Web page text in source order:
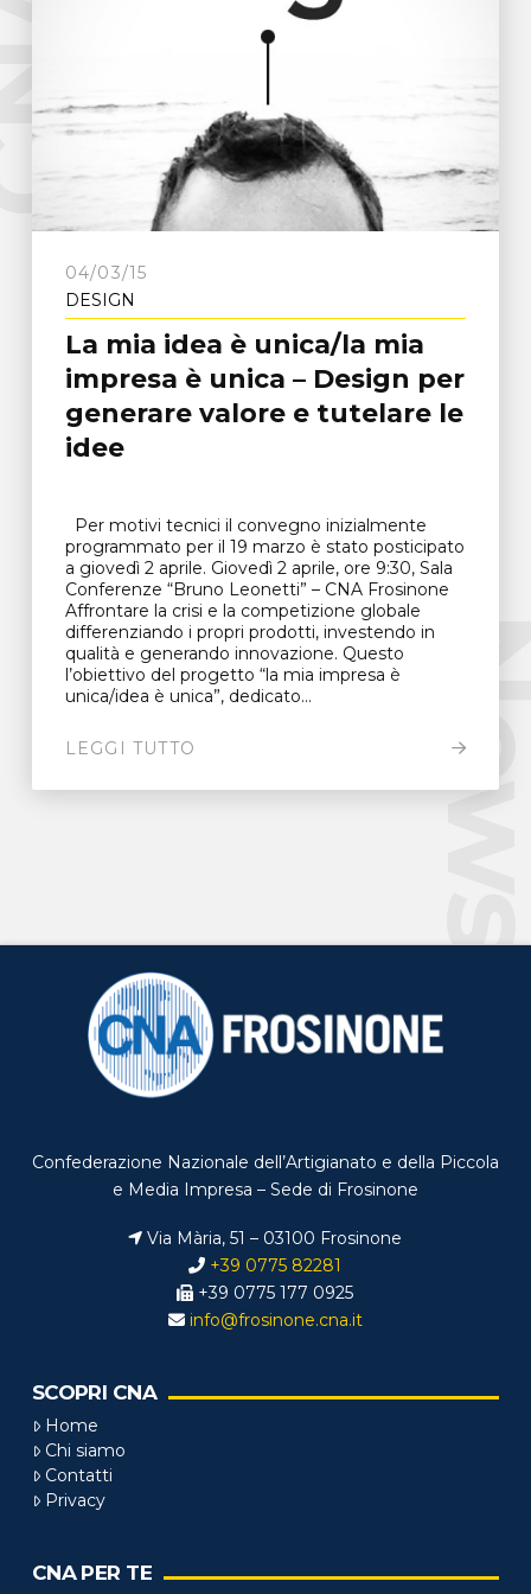
04/03/15
DESIGN
La mia idea è unica/la mia
impresa è unica – Design per
generare valore e tutelare le
idee
Per motivi tecnici il convegno inizialmente
programmato per il 19 marzo è stato posticipato
a giovedì 2 aprile. Giovedì 2 aprile, ore 9:30, Sala
Conferenze “Bruno Leonetti” – CNA Frosinone
Affrontare la crisi e la competizione globale
differenziando i propri prodotti, investendo in
qualità e generando innovazione. Questo
l’obiettivo del progetto “la mia impresa è
unica/idea è unica”, dedicato...
LEGGI TUTTO
Confederazione Nazionale dell’Artigianato e della Piccola
e Media Impresa – Sede di Frosinone
Via Mària, 51 – 03100 Frosinone
+39 0775 82281
+39 0775 177 0925
info@frosinone.cna.it
SCOPRI CNA
Home
Chi siamo
Contatti
Privacy
CNA PER TE